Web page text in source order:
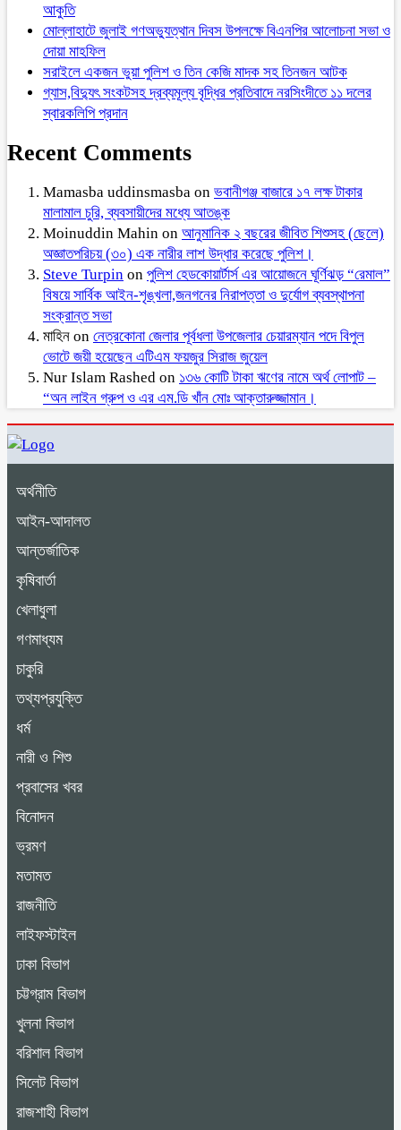
আকুতি
মোল্লাহাটে জুলাই গণঅভ্যুত্থান দিবস উপলক্ষে বিএনপির আলোচনা সভা ও
দোয়া মাহফিল
সরাইলে একজন ভুয়া পুলিশ ও তিন কেজি মাদক সহ তিনজন আটক
গ্যাস,বিদ্যুৎ সংকটসহ দ্রব্যমূল্য বৃদ্ধির প্রতিবাদে নরসিংদীতে ১১ দলের
স্বারকলিপি প্রদান
Recent Comments
Mamasba uddinsmasba on ভবানীগঞ্জ বাজারে ১৭ লক্ষ টাকার
মালামাল চুরি, ব্যবসায়ীদের মধ্যে আতঙ্ক
Moinuddin Mahin on আনুমানিক ২ বছরের জীবিত শিশুসহ (ছেলে)
অজ্ঞাতপরিচয় (৩০) এক নারীর লাশ উদ্ধার করেছে পুলিশ।
Steve Turpin on পুলিশ হেডকোয়ার্টার্স এর আয়োজনে ঘূর্ণিঝড় “রেমাল”
বিষয়ে সার্বিক আইন-শৃঙ্খলা,জনগনের নিরাপত্তা ও দুর্যোগ ব্যবস্থাপনা
সংক্রান্ত সভা
মাহিন on নেত্রকোনা জেলার পূর্বধলা উপজেলার চেয়ারম্যান পদে বিপুল
ভোটে জয়ী হয়েছেন এটিএম ফয়জুর সিরাজ জুয়েল
Nur Islam Rashed on ১৩৬ কোটি টাকা ঋণের নামে অর্থ লোপাট –
“অন লাইন গ্রুপ ও এর এম.ডি খাঁন মোঃ আক্তারুজ্জামান।
অর্থনীতি
আইন-আদালত
আন্তর্জাতিক
কৃষিবার্তা
খেলাধুলা
গণমাধ্যম
চাকুরি
তথ্যপ্রযুক্তি
ধর্ম
নারী ও শিশু
প্রবাসের খবর
বিনোদন
ভ্রমণ
মতামত
রাজনীতি
লাইফস্টাইল
ঢাকা বিভাগ
চট্টগ্রাম বিভাগ
খুলনা বিভাগ
বরিশাল বিভাগ
সিলেট বিভাগ
রাজশাহী বিভাগ